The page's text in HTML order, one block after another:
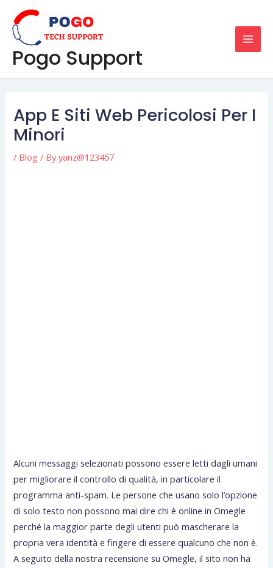
content
Pogo Support
App E Siti Web Pericolosi Per I
Minori
/ Blog / Byyanz@123457
Alcuni messaggi selezionati possono essere letti dagli umani
per migliorare il controllo di qualità, in particolare il
programma anti-spam. Le persone che usano solo l’opzione
di solo testo non possono mai dire chi è online in Omegle
perché la maggior parte degli utenti può mascherare la
propria vera identità e fingere di essere qualcuno che non è.
A seguito della nostra recensione su Omegle, il sito non ha
navigation